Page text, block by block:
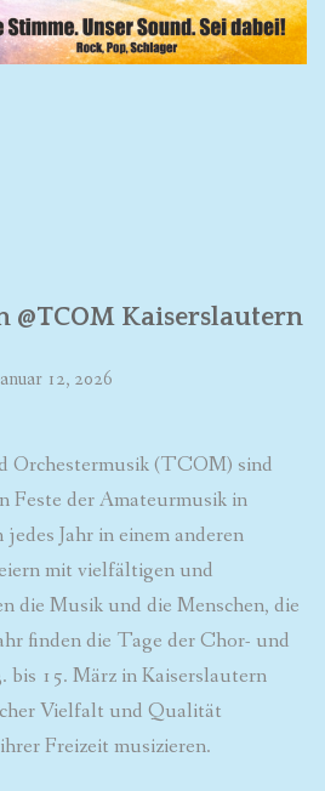
@TCOM Kaiserslautern
12, 2026
Orchestermusik (TCOM) sind
Feste der Amateurmusik in
Jahr in einem anderen
mit vielfältigen und
die Musik und die Menschen, die
finden die Tage der Chor- und
bis 15. März in Kaiserslautern
Vielfalt und Qualität
Freizeit musizieren.